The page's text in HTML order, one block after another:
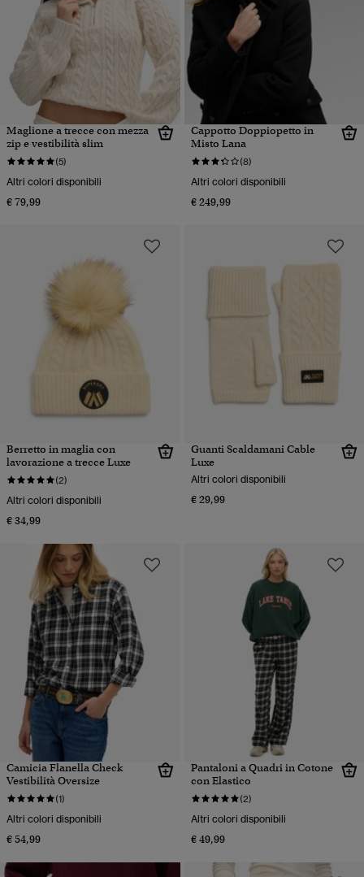
Maglione a trecce con mezza
zip e vestibilità slim
(5)
Altri colori disponibili
€ 79,99
Cappotto Doppiopetto in
Misto Lana
(8)
Altri colori disponibili
€ 249,99
Berretto in maglia con
lavorazione a trecce Luxe
(2)
Altri colori disponibili
€ 34,99
Guanti Scaldamani Cable
Luxe
Altri colori disponibili
€ 29,99
Camicia Flanella Check
Vestibilità Oversize
(1)
Altri colori disponibili
€ 54,99
Pantaloni a Quadri in Cotone
con Elastico
(2)
Altri colori disponibili
€ 49,99